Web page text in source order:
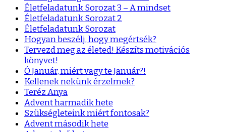
Életfeladatunk Sorozat 3 – A mindset
Életfeladatunk Sorozat 2
Életfeladatunk Sorozat
Hogyan beszélj, hogy megértsék?
Tervezd meg az életed! Készíts motivációs
könyvet!
Ó Január, miért vagy te Január?!
Kellenek nekünk érzelmek?
Teréz Anya
Advent harmadik hete
Szükségleteink miért fontosak?
Advent második hete